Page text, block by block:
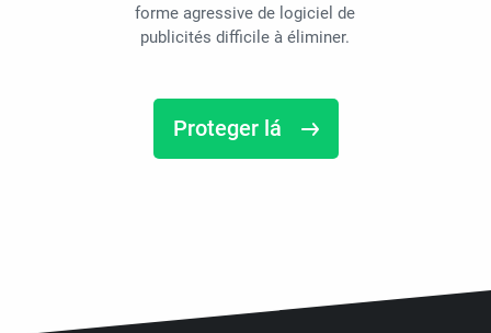
forme agressive de logiciel de
publicités difficile à éliminer.
Proteger lá